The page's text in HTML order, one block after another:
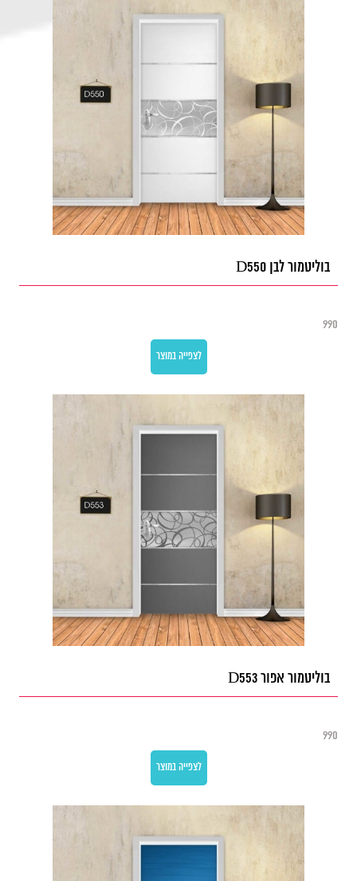
בוליטמור לבן D550
990
לצפייה במוצר
בוליטמור אפור D553
990
לצפייה במוצר